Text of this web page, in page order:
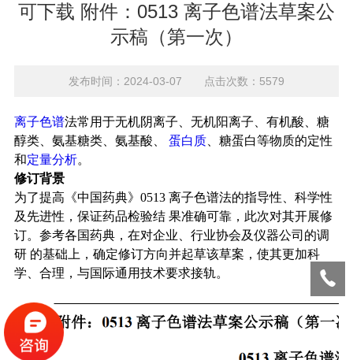
可下载 附件：0513 离子色谱法草案公
示稿（第一次）
发布时间：2024-03-07 点击次数：5579
离子色谱法常用于无机阴离子、无机阳离子、有机酸、糖
醇类、氨基糖类、氨基酸、 蛋白质、糖蛋白等物质的定性
和定量分析。
修订背景
为了提高《中国药典》 0513 离子色谱法的指导性、科学性
及先进性，保证药品检验结 果准确可靠，此次对其开展修
订。参考各国药典，在对企业、行业协会及仪器公司的调
研 的基础上，确定修订方向并起草该草案， 使其更加科
学、合理，与国际通用技术要求接轨。